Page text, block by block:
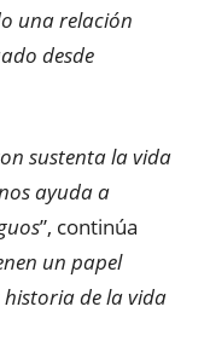
una relación
desde
sustenta la vida
ayuda a
”, continúa
un papel
de la vida